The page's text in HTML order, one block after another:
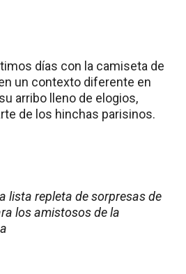
días con la camiseta de
un contexto diferente en
arribo lleno de elogios,
de los hinchas parisinos.
lista repleta de sorpresas de
los amistosos de la